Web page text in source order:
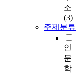
소
(3)
주제분류
인
문
학